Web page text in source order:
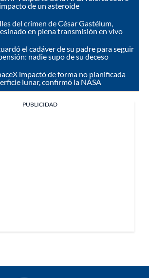
de un asteroide
del crimen de César Gastélum,
en plena transmisión en vivo
el cadáver de su padre para seguir
nadie supo de su deceso
impactó de forma no planificada
lunar, confirmó la NASA
PUBLICIDAD